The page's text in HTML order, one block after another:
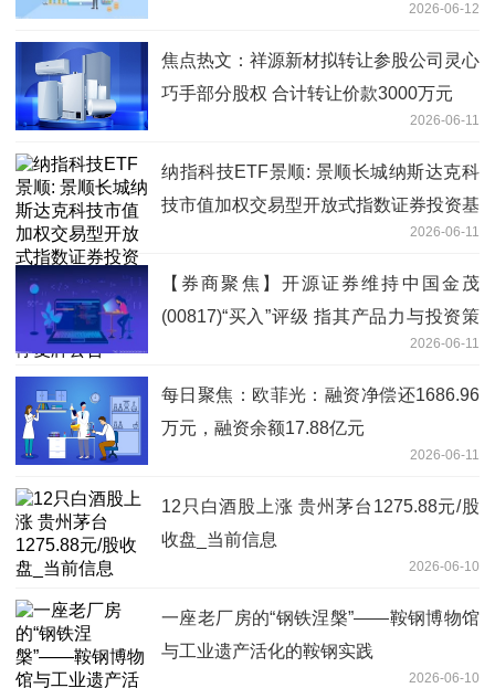
2026-06-12
焦点热文：祥源新材拟转让参股公司灵心
巧手部分股权 合计转让价款3000万元
2026-06-11
纳指科技ETF景顺: 景顺长城纳斯达克科
技市值加权交易型开放式指数证券投资基
金（QDII）二级市场交易价格溢价风险提
示及停复牌公告
2026-06-11
【券商聚焦】开源证券维持中国金茂
(00817)“买入”评级 指其产品力与投资策
2026-06-11
每日聚焦：欧菲光：融资净偿还1686.96
万元，融资余额17.88亿元
2026-06-11
12只白酒股上涨 贵州茅台1275.88元/股
收盘_当前信息
2026-06-10
一座老厂房的“钢铁涅槃”——鞍钢博物馆
与工业遗产活化的鞍钢实践
2026-06-10